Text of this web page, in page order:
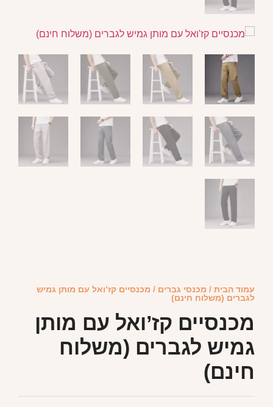
עמוד הבית / מכנסי גברים / מכנסיים קז’ואל עם מותן גמיש
לגברים (משלוח חינם)
מכנסיים קז’ואל עם מותן
גמיש לגברים (משלוח
חינם)